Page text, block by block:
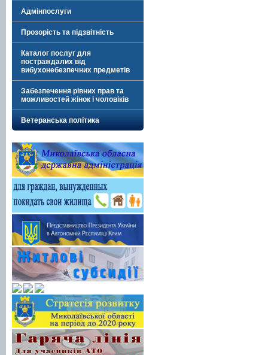
Адмінпослуги
Прозорість та підзвітність
Каталог послуг для
постраждалих від
вибухонебезпечних предметів
Забезпечення рівних прав та
можливостей жінок і чоловіків
Ветеранська політика